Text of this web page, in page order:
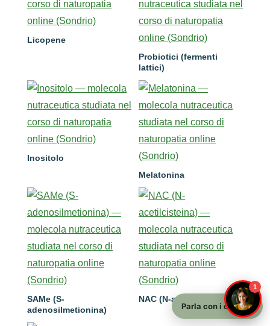
Licopene
Probiotici (fermenti
lattici)
Inositolo
Melatonina
SAMe (S-
adenosilmetionina)
NAC (N-acetilcisteina)
1
Parla con i docenti